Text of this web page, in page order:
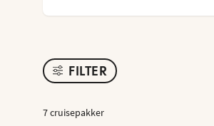
FILTER
7 cruisepakker